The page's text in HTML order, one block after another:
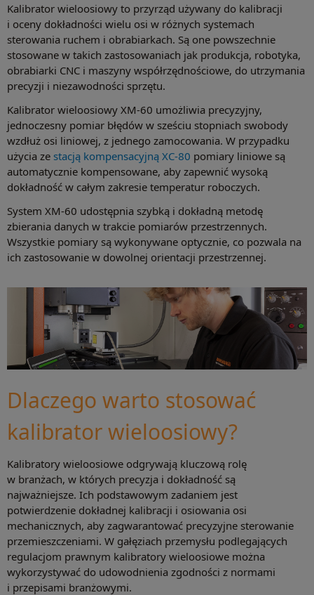
Kalibrator wieloosiowy to przyrząd używany do kalibracji
i oceny dokładności wielu osi w różnych systemach
sterowania ruchem i obrabiarkach. Są one powszechnie
stosowane w takich zastosowaniach jak produkcja, robotyka,
obrabiarki CNC i maszyny współrzędnościowe, do utrzymania
precyzji i niezawodności sprzętu.
Kalibrator wieloosiowy XM-60 umożliwia precyzyjny,
jednoczesny pomiar błędów w sześciu stopniach swobody
wzdłuż osi liniowej, z jednego zamocowania. W przypadku
użycia ze stacją kompensacyjną XC-80 pomiary liniowe są
automatycznie kompensowane, aby zapewnić wysoką
dokładność w całym zakresie temperatur roboczych.
System XM-60 udostępnia szybką i dokładną metodę
zbierania danych w trakcie pomiarów przestrzennych.
Wszystkie pomiary są wykonywane optycznie, co pozwala na
ich zastosowanie w dowolnej orientacji przestrzennej.
Dlaczego warto stosować
kalibrator wieloosiowy?
Kalibratory wieloosiowe odgrywają kluczową rolę
w branżach, w których precyzja i dokładność są
najważniejsze. Ich podstawowym zadaniem jest
potwierdzenie dokładnej kalibracji i osiowania osi
mechanicznych, aby zagwarantować precyzyjne sterowanie
przemieszczeniami. W gałęziach przemysłu podlegających
regulacjom prawnym kalibratory wieloosiowe można
wykorzystywać do udowodnienia zgodności z normami
i przepisami branżowymi.